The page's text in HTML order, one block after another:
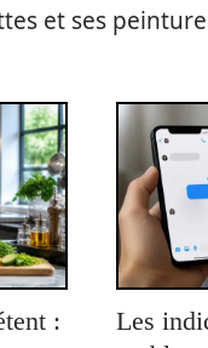
et ses
:
Les